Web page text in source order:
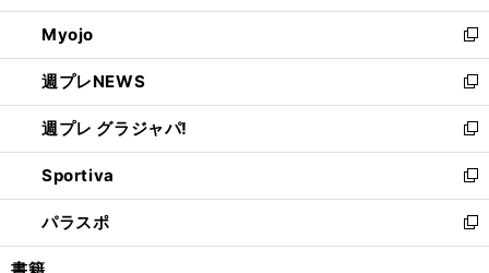
開
く
ウ
で
開
く
ン
ド
ウ
で
開
く
ウ
ィ
ン
ド
ウ
で
開
く
Myojo
新
し
い
ウ
ィ
ン
ド
ウ
で
開
週プレNEWS
新
し
い
ウ
ィ
ン
ド
ウ
週プレ グラジャパ!
新
し
い
ウ
ィ
ン
Sportiva
新
し
い
ウ
パラスポ
新
し